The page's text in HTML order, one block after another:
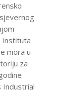
Instituta
mora u
za
Industrial